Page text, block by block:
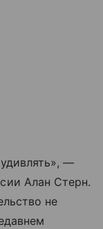
—
Алан Стерн.
не